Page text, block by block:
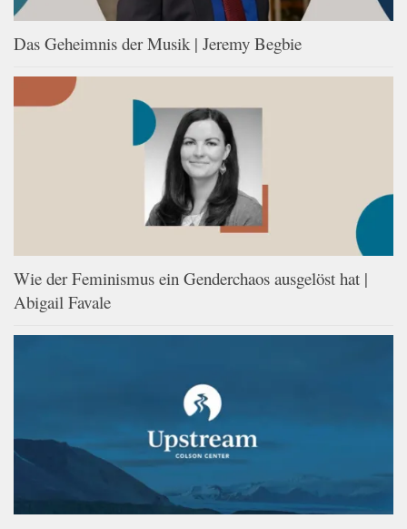
Das Geheimnis der Musik | Jeremy Begbie
Wie der Feminismus ein Genderchaos ausgelöst hat |
Abigail Favale